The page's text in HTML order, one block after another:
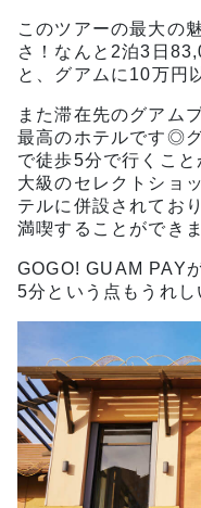
このツアーの最大の
さ！なんと2泊3日
と、グアムに10万円
また滞在先のグアム
最高のホテルです◎
で徒歩5分で行くこ
大級のセレクトショ
テルに併設されてお
満喫することができま
GOGO! GUAM PAY
5分という点もうれし